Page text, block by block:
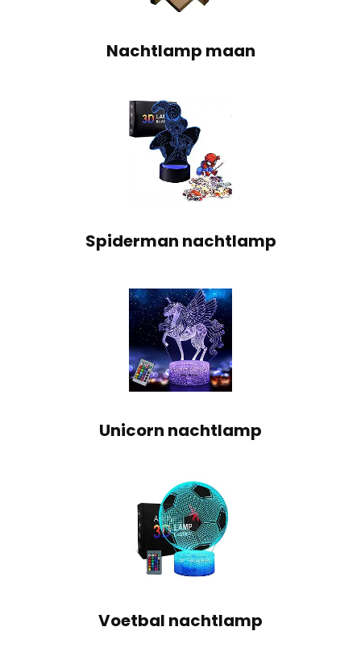
Nachtlamp maan
Spiderman nachtlamp
Unicorn nachtlamp
Voetbal nachtlamp